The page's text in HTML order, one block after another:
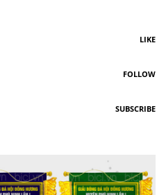
LIKE
FOLLOW
SUBSCRIBE